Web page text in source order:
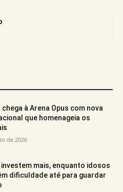
chega à Arena Opus com nova
que homenageia os
de 2026
mais, enquanto idosos
dificuldade até para guardar